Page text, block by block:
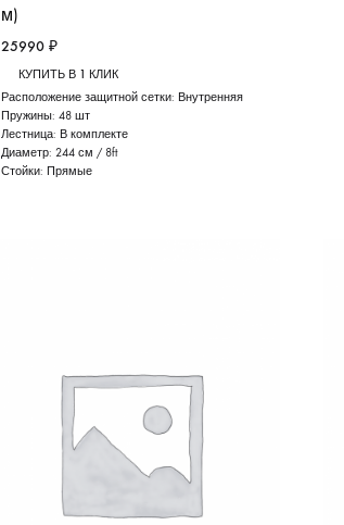
м)
25990₽
КУПИТЬ В 1 КЛИК
Расположение защитной сетки: Внутренняя
Пружины:48 шт
Лестница: В комплекте
Диаметр:244 см / 8ft
Стойки:Прямые